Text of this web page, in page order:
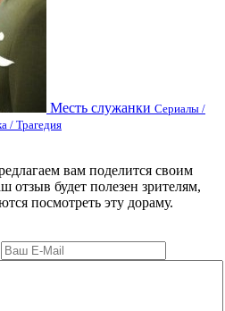
Месть служанки Сериалы /
/ Трагедия
вам поделится своим
отзыв будет полезен зрителям,
посмотреть эту дораму.